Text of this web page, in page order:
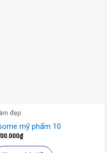
đẹp
mỹ phẩm 10
₫Giá
hiện
tại